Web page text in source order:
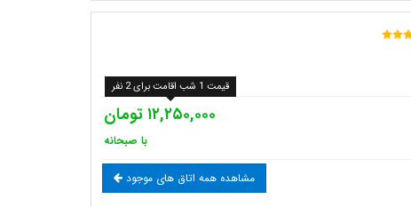
۱۲,۲۵۰,۰۰۰ تومان
با صبحانه
قیمت 1 شب اقامت برای 2 نفر
مشاهده همه اتاق های موجود